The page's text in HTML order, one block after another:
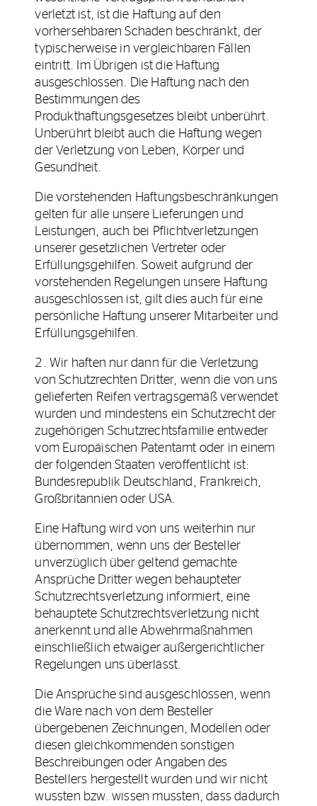
verletzt ist, ist die Haftung auf den
vorhersehbaren Schaden beschränkt, der
typischerweise in vergleichbaren Fällen
eintritt. Im Übrigen ist die Haftung
ausgeschlossen. Die Haftung nach den
Bestimmungen des
Produkthaftungsgesetzes bleibt unberührt.
Unberührt bleibt auch die Haftung wegen
der Verletzung von Leben, Körper und
Gesundheit.
Die vorstehenden Haftungsbeschränkungen
gelten für alle unsere Lieferungen und
Leistungen, auch bei Pflichtverletzungen
unserer gesetzlichen Vertreter oder
Erfüllungsgehilfen. Soweit aufgrund der
vorstehenden Regelungen unsere Haftung
ausgeschlossen ist, gilt dies auch für eine
persönliche Haftung unserer Mitarbeiter und
Erfüllungsgehilfen.
2. Wir haften nur dann für die Verletzung
von Schutzrechten Dritter, wenn die von uns
gelieferten Reifen vertragsgemäß verwendet
wurden und mindestens ein Schutzrecht der
zugehörigen Schutzrechtsfamilie entweder
vom Europäischen Patentamt oder in einem
der folgenden Staaten veröffentlicht ist:
Bundesrepublik Deutschland, Frankreich,
Großbritannien oder USA.
Eine Haftung wird von uns weiterhin nur
übernommen, wenn uns der Besteller
unverzüglich über geltend gemachte
Ansprüche Dritter wegen behaupteter
Schutzrechtsverletzung informiert, eine
behauptete Schutzrechtsverletzung nicht
anerkennt und alle Abwehrmaßnahmen
einschließlich etwaiger außergerichtlicher
Regelungen uns überlässt.
Die Ansprüche sind ausgeschlossen, wenn
die Ware nach von dem Besteller
übergebenen Zeichnungen, Modellen oder
diesen gleichkommenden sonstigen
Beschreibungen oder Angaben des
Bestellers hergestellt wurden und wir nicht
wussten bzw. wissen mussten, dass dadurch